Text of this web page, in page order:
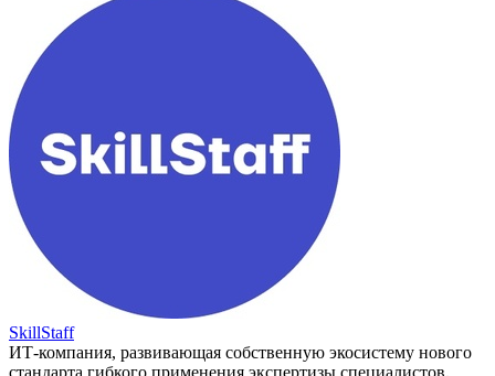
SkillStaff
ИТ-компания, развивающая собственную экосистему нового
стандарта гибкого применения экспертизы специалистов.